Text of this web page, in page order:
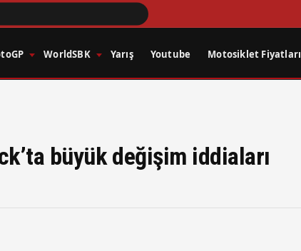
WorldSBK Yarış Youtube Motosiklet Fiyatları
büyük değişim iddiaları